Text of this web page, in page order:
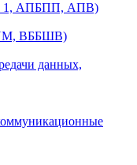
1, АПБПП, АПВ)
ВББШВ)
данных,